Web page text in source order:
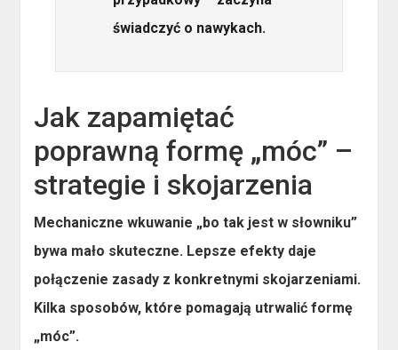
świadczyć o nawykach.
Jak zapamiętać
poprawną formę „móc” –
strategie i skojarzenia
Mechaniczne wkuwanie „bo tak jest w słowniku”
bywa mało skuteczne. Lepsze efekty daje
połączenie zasady z konkretnymi skojarzeniami.
Kilka sposobów, które pomagają utrwalić formę
„móc”.